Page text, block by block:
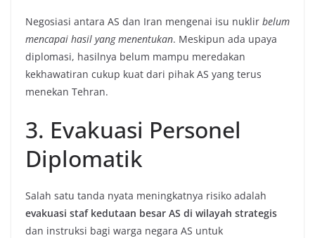
Negosiasi antara AS dan Iran mengenai isu nuklir belum
mencapai hasil yang menentukan. Meskipun ada upaya
diplomasi, hasilnya belum mampu meredakan
kekhawatiran cukup kuat dari pihak AS yang terus
menekan Tehran.
3. Evakuasi Personel
Diplomatik
Salah satu tanda nyata meningkatnya risiko adalah
evakuasi staf kedutaan besar AS di wilayah strategis
dan instruksi bagi warga negara AS untuk